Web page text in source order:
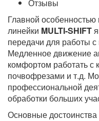
Отзывы
Главной
линейки MULTI-SHIFT
передачи для работы
Медленное движение
комфортом работать с
почвофрезами и т.д.
профессиональной
обработки больших
Основные достоинства